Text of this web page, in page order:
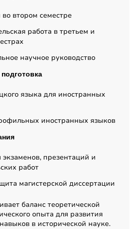
втором семестре
работа в третьем и
научное руководство
языка для иностранных
иностранных языков
презентаций и
работ
магистерской диссертации
баланс теоретической
опыта для развития
в исторической науке.